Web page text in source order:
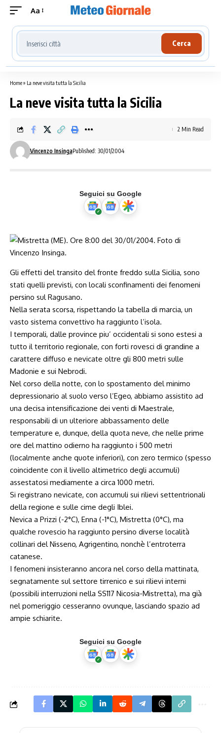
Aa
Cerca località meteo
Cerca
Home» La neve visita tutta la Sicilia
La neve visita tutta la Sicilia
Vincenzo InsingaPublished: 30/01/2004
2 Min Read
Seguici su Google
Gli effetti del transito del fronte freddo sulla Sicilia, sono
stati quelli previsti, con locali sconfinamenti dei fenomeni
persino sul Ragusano.
Nella serata scorsa, rispettando la tabella di marcia, un
vasto sistema convettivo ha raggiunto l’isola.
I temporali, dalle province piu’ occidentali si sono estesi a
tutto il territorio regionale, con forti rovesci di grandine a
carattere diffuso e nevicate oltre gli 800 metri sulle
Madonie e sui Nebrodi.
Nel corso della notte, con lo spostamento del minimo
depressionario al suolo verso l’Egeo, abbiamo assistito ad
una decisa intensificazione dei venti di Maestrale,
responsabili di un ulteriore abbassamento delle
temperature e, dunque, della quota neve, che nelle prime
ore del mattino odierno ha raggiunto i 500 metri
(localmente anche quote inferiori), con zero termico (spesso
coincidente con il livello altimetrico degli accumuli)
assestatosi mediamente a circa 1000 metri.
Si registrano nevicate, con accumuli sui rilievi settentrionali
della regione e sulle cime degli Iblei.
Nevica a Prizzi (-2°C), Enna (-1°C), Mistretta (0°C), ma
qualche rovescio ha raggiunto persino diverse località
collinari del Nisseno, Agrigentino, nonchè l’entroterra
catanese.
I fenomeni insisteranno ancora nel corso della mattinata,
segnatamente sul settore tirrenico e sui rilievi interni
(possibili interruzioni nella SS117 Nicosia-Mistretta), ma già
nel pomeriggio cesseranno ovunque, lasciando spazio ad
ampie schiarite.
Seguici su Google